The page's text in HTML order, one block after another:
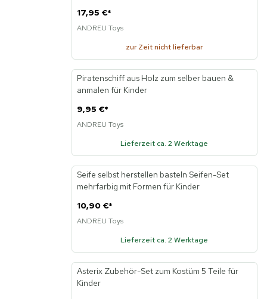
17,95 €*
ANDREU Toys
zur Zeit nicht lieferbar
Piratenschiff aus Holz zum selber bauen &
anmalen für Kinder
9,95 €*
ANDREU Toys
Lieferzeit ca. 2 Werktage
Seife selbst herstellen basteln Seifen-Set
mehrfarbig mit Formen für Kinder
10,90 €*
ANDREU Toys
Lieferzeit ca. 2 Werktage
Asterix Zubehör-Set zum Kostüm 5 Teile für
Kinder